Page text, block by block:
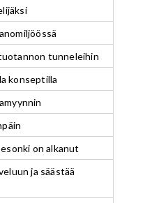
tunneleihin
konseptilla
on alkanut
ja säästää